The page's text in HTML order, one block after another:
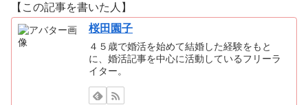
【この記事を書いた人】
桜田園子
４５歳で婚活を始めて結婚した経験をもと
に、婚活記事を中心に活動しているフリーラ
イター。